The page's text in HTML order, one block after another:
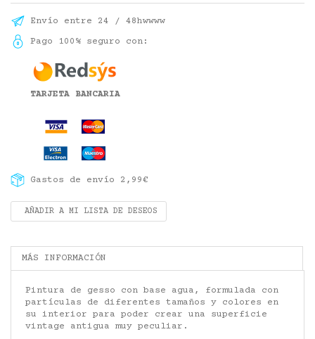
Envío entre 24 / 48hwwww
Pago 100% seguro con:
TARJETA BANCARIA
Gastos de envío 2,99€
AÑADIR A MI LISTA DE DESEOS
MÁS INFORMACIÓN
Pintura de gesso con base agua, formulada con
partículas de diferentes tamaños y colores en
su interior para poder crear una superficie
vintage antigua muy peculiar.